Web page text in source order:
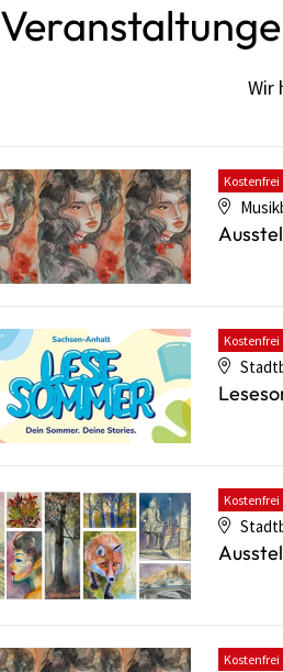
Wir
Kostenfrei
Kostenfrei
Kostenfrei
Kostenfrei